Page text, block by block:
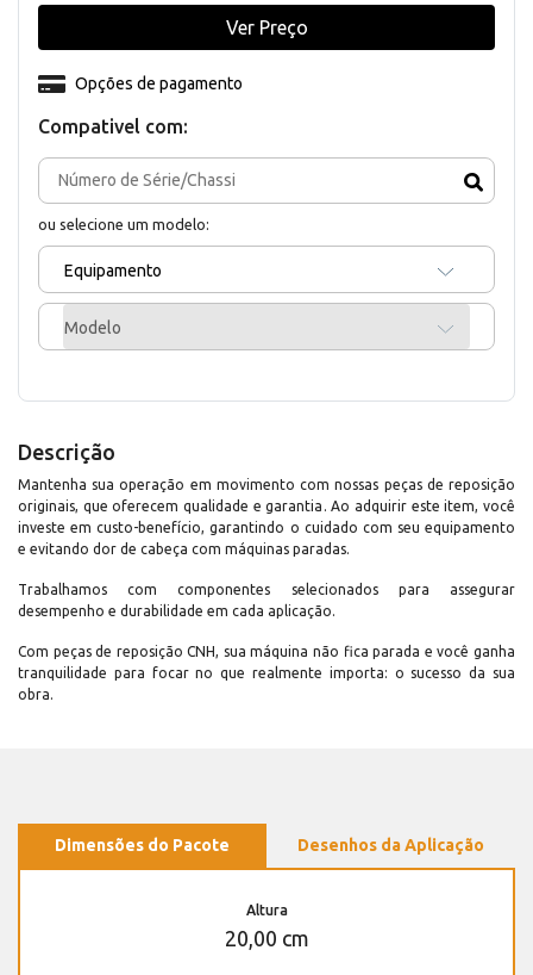
Compativel com:
ou selecione um modelo:
Equipamento
Modelo
Opções de pagamento
Ver Preço
Descrição
Mantenha sua operação em movimento com nossas peças de reposição
originais, que oferecem qualidade e garantia. Ao adquirir este item, você
investe em custo-benefício, garantindo o cuidado com seu equipamento
e evitando dor de cabeça com máquinas paradas.
Trabalhamos com componentes selecionados para assegurar
desempenho e durabilidade em cada aplicação.
Com peças de reposição CNH, sua máquina não fica parada e você ganha
tranquilidade para focar no que realmente importa: o sucesso da sua
obra.
Dimensões do Pacote Desenhos da Aplicação
Altura
20,00 cm